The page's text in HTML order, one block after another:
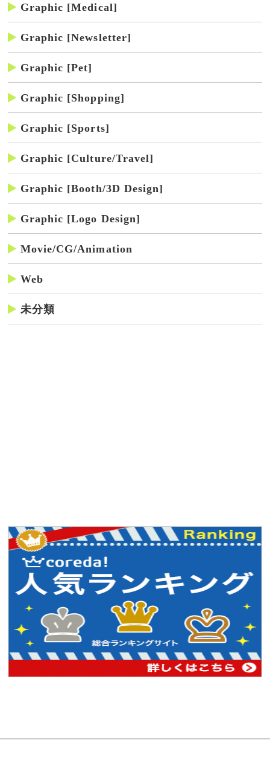
Graphic [Medical]
Graphic [Newsletter]
Graphic [Pet]
Graphic [Shopping]
Graphic [Sports]
Graphic [Culture/Travel]
Graphic [Booth/3D Design]
Graphic [Logo Design]
Movie/CG/Animation
Web
未分類